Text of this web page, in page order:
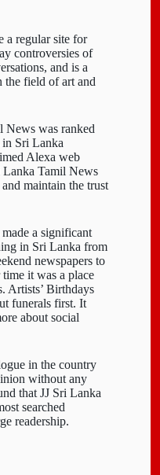
a regular site for
controversies of
and is a
the field of art and
News was ranked
in Sri Lanka
Alexa web
Lanka Tamil News
maintain the trust
a significant
in Sri Lanka from
newspapers to
it was a place
Artists’ Birthdays
funerals first. It
about social
in the country
without any
that JJ Sri Lanka
searched
readership.